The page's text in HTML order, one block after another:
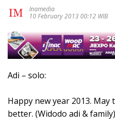
Inamedia
10 February 2013 00:12 WIB
Adi – solo:
Happy new year 2013.
better. (Widodo adi & family)